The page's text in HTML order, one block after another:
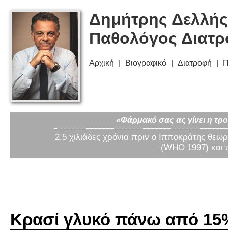
Δημήτρης
Παθολόγος
Αρχική Βιογραφικό Διατροφή
«Φάρμακό σας ας γίνει η
2,5 χιλιάδες χρόνια πριν ο Ιπποκράτης
(WHO 1997) και
Κρασί γλυκό πάνω από